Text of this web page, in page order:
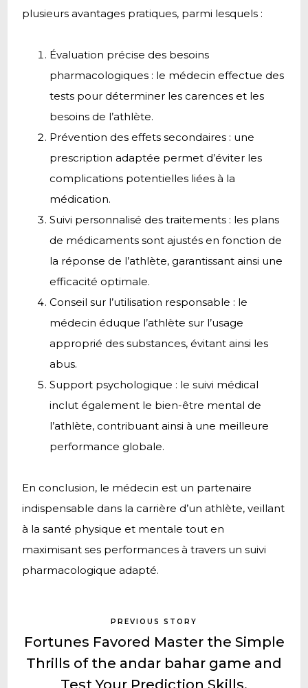
plusieurs avantages pratiques, parmi lesquels :
Évaluation précise des besoins
pharmacologiques : le médecin effectue des
tests pour déterminer les carences et les
besoins de l’athlète.
Prévention des effets secondaires : une
prescription adaptée permet d’éviter les
complications potentielles liées à la
médication.
Suivi personnalisé des traitements : les plans
de médicaments sont ajustés en fonction de
la réponse de l’athlète, garantissant ainsi une
efficacité optimale.
Conseil sur l’utilisation responsable : le
médecin éduque l’athlète sur l’usage
approprié des substances, évitant ainsi les
abus.
Support psychologique : le suivi médical
inclut également le bien-être mental de
l’athlète, contribuant ainsi à une meilleure
performance globale.
En conclusion, le médecin est un partenaire
indispensable dans la carrière d’un athlète, veillant
à la santé physique et mentale tout en
maximisant ses performances à travers un suivi
pharmacologique adapté.
PREVIOUS STORY
Fortunes Favored Master the Simple
Thrills of the andar bahar game and
Test Your Prediction Skills.